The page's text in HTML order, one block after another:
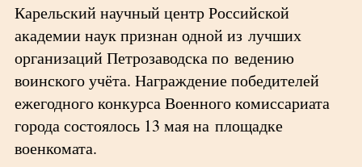
Карельский научный центр Российской
академии наук признан одной из лучших
организаций Петрозаводска по ведению
воинского учёта. Награждение победителей
ежегодного конкурса Военного комиссариата
города состоялось 13 мая на площадке
военкомата.